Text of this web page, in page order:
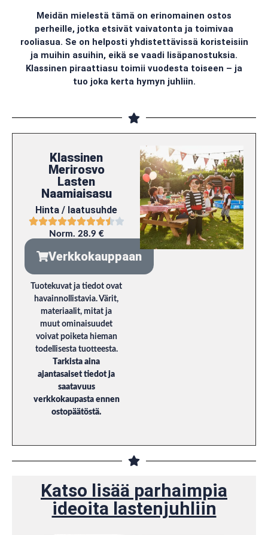
Meidän mielestä tämä on erinomainen ostos
perheille, jotka etsivät vaivatonta ja toimivaa
rooliasua. Se on helposti yhdistettävissä koristeisiin
ja muihin asuihin, eikä se vaadi lisäpanostuksia.
Klassinen piraattiasu toimii vuodesta toiseen – ja
tuo joka kerta hymyn juhliin.
Klassinen
Merirosvo
Lasten
Naamiaisasu
Hinta / laatusuhde
Norm. 28.9 €
Verkkokauppaan
Tuotekuvat ja tiedot ovat
havainnollistavia. Värit,
materiaalit, mitat ja
muut ominaisuudet
voivat poiketa hieman
todellisesta tuotteesta.
Tarkista aina
ajantasaiset tiedot ja
saatavuus
verkkokaupasta ennen
ostopäätöstä.
Katso lisää parhaimpia
ideoita lastenjuhliin